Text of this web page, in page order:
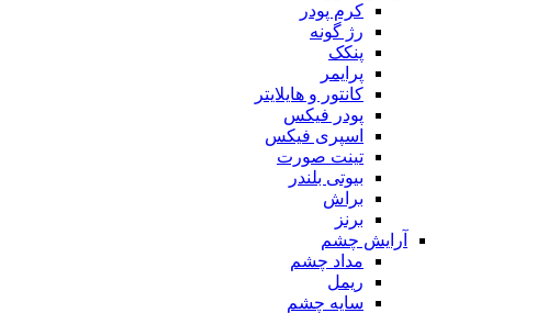
کرم پودر
رژ گونه
پنکک
پرایمر
کانتور و هایلایتر
پودر فیکس
اسپری فیکس
تینت صورت
بیوتی بلندر
براش
برنز
آرایش چشم
مداد چشم
ریمل
سایه چشم